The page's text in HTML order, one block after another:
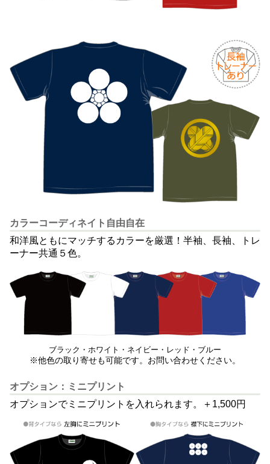
カラーコーディネイト自由自在
和洋風ともにマッチするカラーを厳選！半袖、長袖、トレ
ーナー共通５色。
ブラック・ホワイト・ネイビー・レッド・ブルー
※他色の取り寄せも可能です。お問い合わせください。
オプション：ミニプリント
オプションでミニプリントを入れられます。＋1,500円